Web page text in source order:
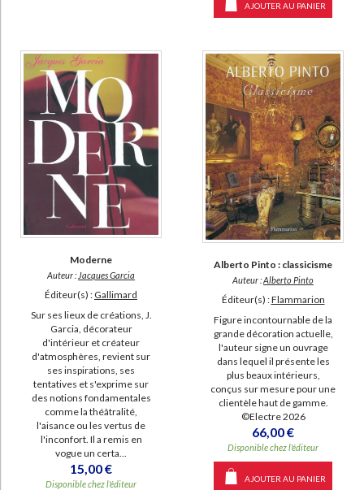
AJOUTER AU PANIER
Moderne
Auteur : Jacques Garcia
Éditeur(s) : Gallimard
Sur ses lieux de créations, J.
Garcia, décorateur
d'intérieur et créateur
d'atmosphères, revient sur
ses inspirations, ses
tentatives et s'exprime sur
des notions fondamentales
comme la théâtralité,
l'aisance ou les vertus de
l'inconfort. Il a remis en
vogue un certa...
15,00 €
Disponible chez l'éditeur
Alberto Pinto : classicisme
Auteur :Alberto Pinto
Éditeur(s) :Flammarion
Figure incontournable de la
grande décoration actuelle,
l'auteur signe un ouvrage
dans lequel il présente les
plus beaux intérieurs,
conçus sur mesure pour une
clientèle haut de gamme.
©Electre 2026
66,00 €
Disponible chez l'éditeur
AJOUTER AU PANIER